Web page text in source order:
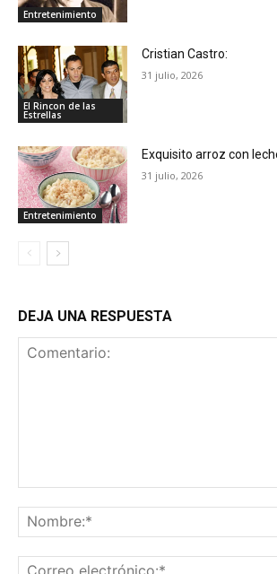
Entretenimiento
El Rincon de las
Estrellas
Cristian Castro:
31 julio, 2026
Entretenimiento
Exquisito arroz con
31 julio, 2026
DEJA UNA RESPUESTA